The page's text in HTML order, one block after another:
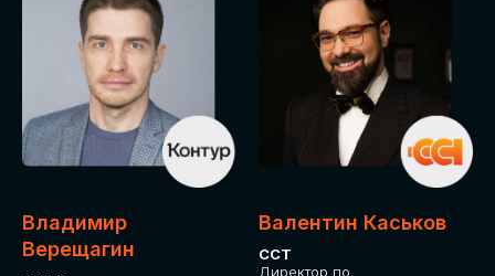
Владимир
Верещагин
Валентин Каськов
ССТ
Директор по